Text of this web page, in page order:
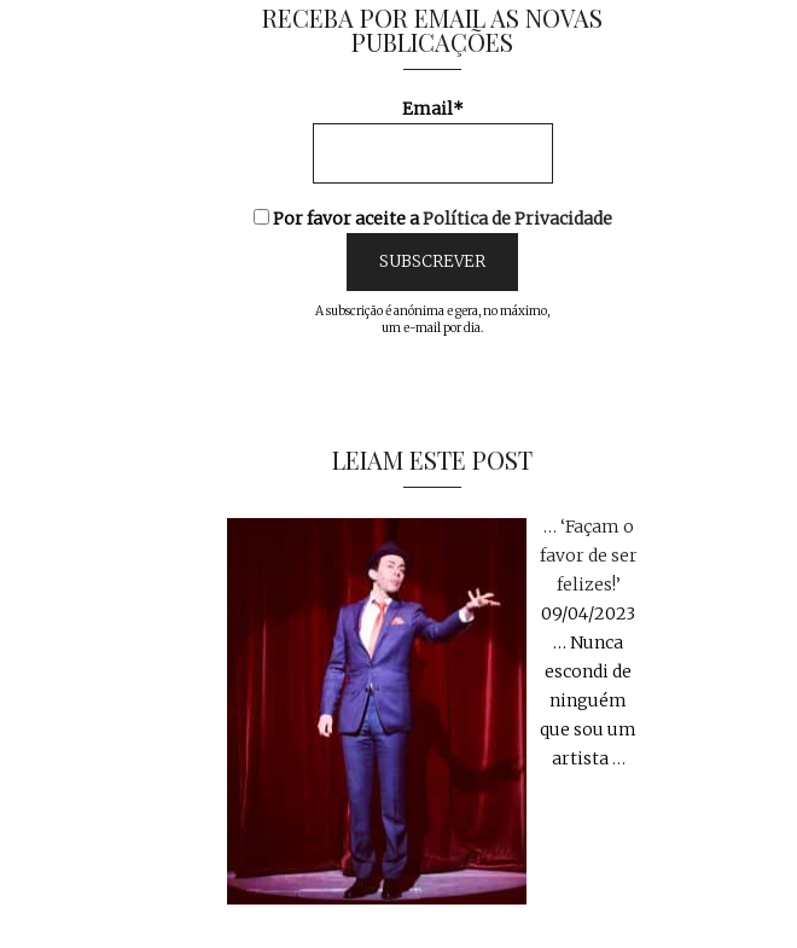
RECEBA POR EMAIL AS NOVAS
PUBLICAÇÕES
Email*
Por favor aceite aPolítica de Privacidade
A subscrição é anónima e gera, no máximo,
um e-mail por dia.
LEIAM ESTE POST
… ‘Façam o
favor de ser
felizes!’
09/04/2023
… Nunca
escondi de
ninguém
que sou um
artista…